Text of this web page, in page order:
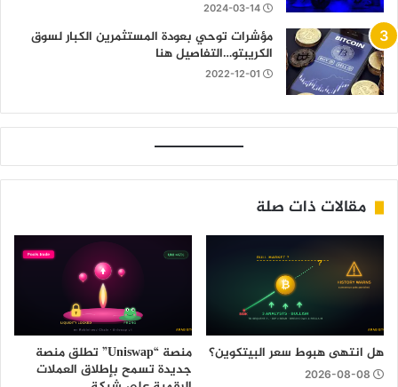
2024-03-14
مؤشرات توحي بعودة المستثمرين الكبار لسوق
الكريبتو…التفاصيل هنا
2022-12-01
مقالات ذات صلة
هل انتهى هبوط سعر البيتكوين؟
2026-08-08
منصة “Uniswap” تطلق منصة
جديدة تسمح بإطلاق العملات